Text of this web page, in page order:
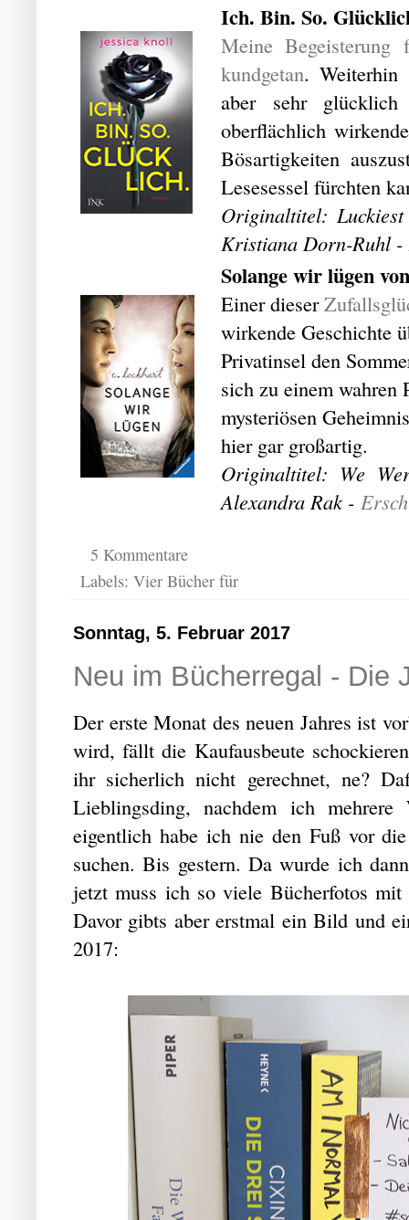
Ich. Bin. So.
Meine
kundgetan. Weiterhin
aber sehr
oberflächlich
Bösartigkeiten
Lesesessel fürchten
Originaltitel:
Kristiana Dorn-Ruhl -
Solange wir lügen
Einer dieser
wirkende Geschichte
Privatinsel den
sich zu einem
mysteriösen
hier gar großartig.
Originaltitel: We
Alexandra Rak -
5 Kommentare
Labels: Vier Bücher für
Sonntag, 5. Februar 2017
Neu im Bücherregal - Die
Der erste Monat des neuen Jahres ist
wird, fällt die Kaufausbeute
ihr sicherlich nicht gerechnet, ne?
Lieblingsding, nachdem ich
eigentlich habe ich nie den Fuß vor
suchen. Bis gestern. Da wurde ich
jetzt muss ich so viele Bücherfotos
Davor gibts aber erstmal ein Bild und
2017: